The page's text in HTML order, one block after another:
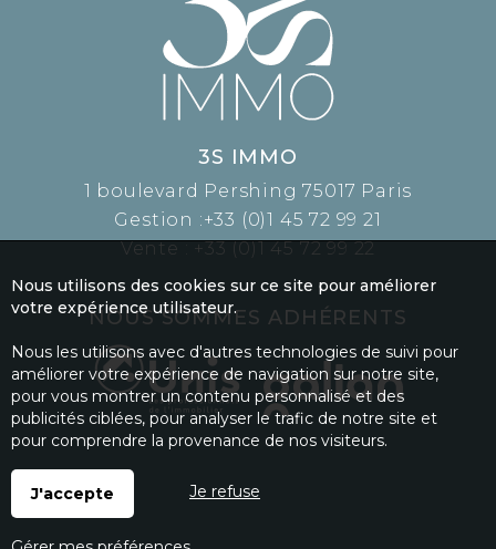
3S IMMO
1 boulevard Pershing 75017 Paris
Gestion :+33 (0)1 45 72 99 21
Vente :+33 (0)1 45 72 99 22
NOUS SOMMES ADHÉRENTS
Nous utilisons des cookies sur ce site pour améliorer
votre expérience utilisateur.
Nous les utilisons avec d'autres technologies de suivi pour
améliorer votre expérience de navigation sur notre site,
pour vous montrer un contenu personnalisé et des
publicités ciblées, pour analyser le trafic de notre site et
pour comprendre la provenance de nos visiteurs.
J'accepte Je refuse